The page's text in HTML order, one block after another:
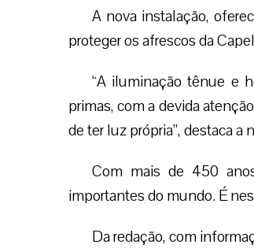
A nova instalação,
proteger os afrescos da
“A iluminação tênue e
primas, com a devida
de ter luz própria”, destaca a
Com mais de 450
importantes do mundo. É
Da redação, com